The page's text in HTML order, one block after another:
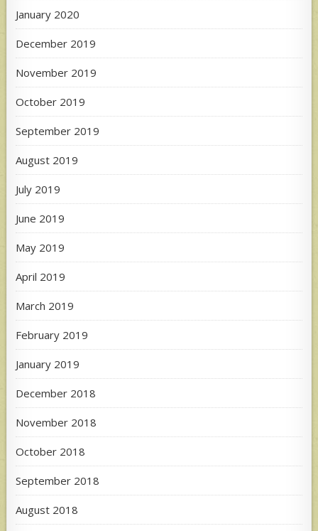
January 2020
December 2019
November 2019
October 2019
September 2019
August 2019
July 2019
June 2019
May 2019
April 2019
March 2019
February 2019
January 2019
December 2018
November 2018
October 2018
September 2018
August 2018